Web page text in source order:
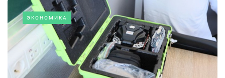
ЭКОНОМИКА